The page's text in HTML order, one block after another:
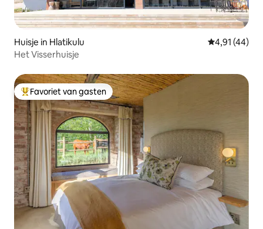
Huisje in Hlatikulu Gemiddelde
4,91 (44)
Het Visserhuisje
Topfavoriet van gasten
Favoriet van gasten